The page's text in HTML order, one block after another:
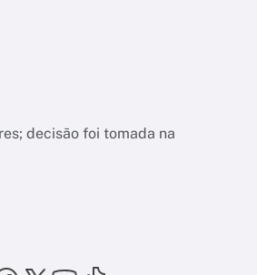
decisão foi tomada na